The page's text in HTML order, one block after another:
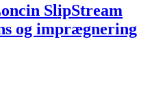
SlipStream
og imprægnering